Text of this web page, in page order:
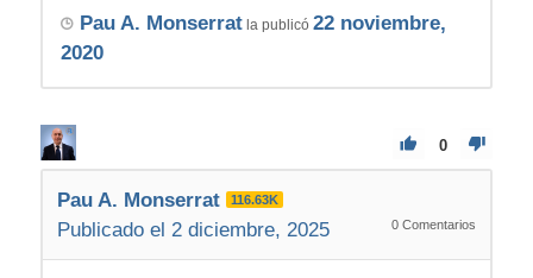
Pau A. Monserratla publicó 22 noviembre,
2020
0
Pau A. Monserrat 116.63K
Publicado el 2 diciembre, 2025 0 Comentarios